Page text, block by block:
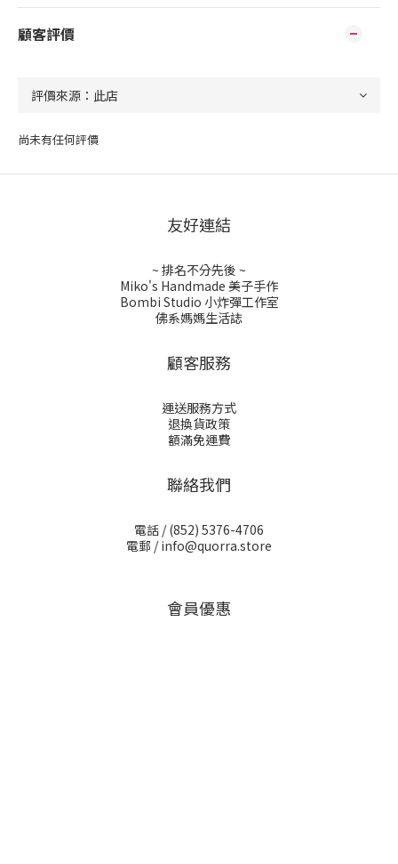
顧客評價
尚未有任何評價
友好連結
~ 排名不分先後 ~
Miko's Handmade 美子手作
Bombi Studio 小炸彈工作室
佛系媽媽生活誌
顧客服務
運送服務方式
退換貨政策
額滿免運費
聯絡我們
電話 /(852) 5376-4706
電郵 /info@quorra.store
會員優惠